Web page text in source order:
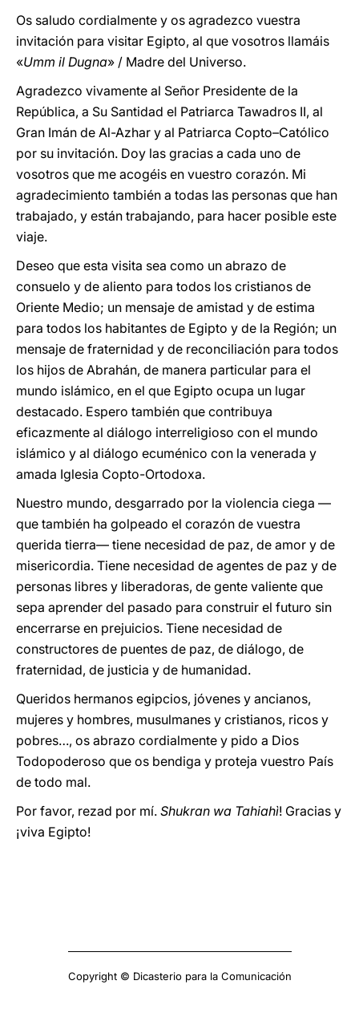
Os saludo cordialmente y os agradezco vuestra
invitación para visitar Egipto, al que vosotros llamáis
«Umm il Dugna» / Madre del Universo.
Agradezco vivamente al Señor Presidente de la
República, a Su Santidad el Patriarca Tawadros II, al
Gran Imán de Al-Azhar y al Patriarca Copto–Católico
por su invitación. Doy las gracias a cada uno de
vosotros que me acogéis en vuestro corazón. Mi
agradecimiento también a todas las personas que han
trabajado, y están trabajando, para hacer posible este
viaje.
Deseo que esta visita sea como un abrazo de
consuelo y de aliento para todos los cristianos de
Oriente Medio; un mensaje de amistad y de estima
para todos los habitantes de Egipto y de la Región; un
mensaje de fraternidad y de reconciliación para todos
los hijos de Abrahán, de manera particular para el
mundo islámico, en el que Egipto ocupa un lugar
destacado. Espero también que contribuya
eficazmente al diálogo interreligioso con el mundo
islámico y al diálogo ecuménico con la venerada y
amada Iglesia Copto-Ortodoxa.
Nuestro mundo, desgarrado por la violencia ciega —
que también ha golpeado el corazón de vuestra
querida tierra— tiene necesidad de paz, de amor y de
misericordia. Tiene necesidad de agentes de paz y de
personas libres y liberadoras, de gente valiente que
sepa aprender del pasado para construir el futuro sin
encerrarse en prejuicios. Tiene necesidad de
constructores de puentes de paz, de diálogo, de
fraternidad, de justicia y de humanidad.
Queridos hermanos egipcios, jóvenes y ancianos,
mujeres y hombres, musulmanes y cristianos, ricos y
pobres…, os abrazo cordialmente y pido a Dios
Todopoderoso que os bendiga y proteja vuestro País
de todo mal.
Por favor, rezad por mí. Shukran wa Tahiahì! Gracias y
¡viva Egipto!
Copyright © Dicasterio para la Comunicación